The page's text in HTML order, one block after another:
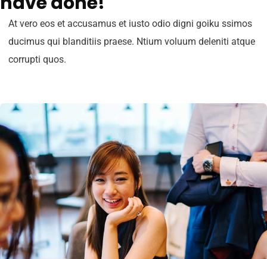
At vero eos et accusamus et iusto odio digni goiku ssimos
ducimus qui blanditiis praese. Ntium voluum deleniti atque
corrupti quos.